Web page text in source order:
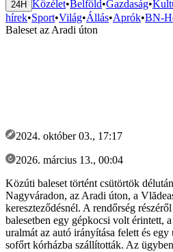
24H Közélet•Belföld•Gazdaság•
hírek•Sport•Világ•Állás•Aprók•BN-
Baleset az Aradi úton
2024. október 03., 17:17
2026. március 13., 00:04
Közúti baleset történt csütörtök
Nagyváradon, az Aradi úton, a
kereszteződésnél. A rendőrség
balesetben egy gépkocsi volt érintett,
uralmát az autó irányítása felett és
sofőrt kórházba szállították. Az